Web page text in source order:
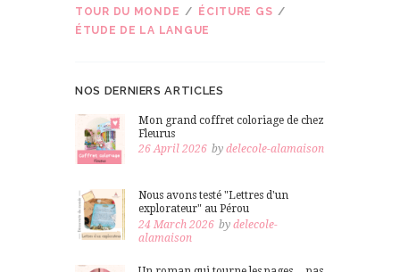
TOUR DU MONDE
ÉCITURE GS
ÉTUDE DE LA LANGUE
NOS DERNIERS ARTICLES
Mon grand coffret coloriage de chez
Fleurus
26 April 2026 bydelecole-alamaison
Nous avons testé "Lettres d'un
explorateur" au Pérou
24 March 2026 bydelecole-
alamaison